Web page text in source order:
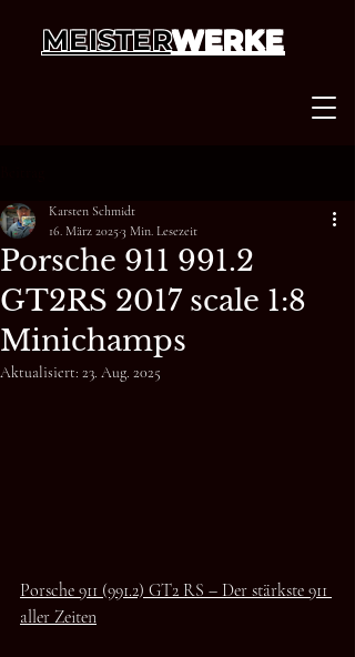
MEISTERWERKE
Porsche 911 991.2
GT2RS 2017 scale 1:8
Minichamps
Karsten Schmidt
16. März 20253 Min. Lesezeit
Aktualisiert: 23. Aug. 2025
Porsche 911 (991.2) GT2 RS – Der stärkste 911
aller Zeiten